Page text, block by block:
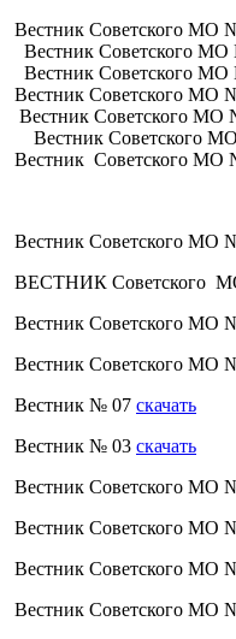
Вестник Советского МО
Вестник Советского
Вестник Советского
Вестник Советского МО
Вестник Советского МО
Вестник Советского
Вестник Советского МО
Вестник Советского МО
ВЕСТНИК Советского
Вестник Советского МО
Вестник Советского МО
Вестник № 07 скачать
Вестник № 03 скачать
Вестник Советского МО
Вестник Советского МО
Вестник Советского МО
Вестник Советского МО